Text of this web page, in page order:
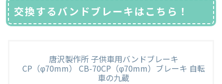
交換するバンドブレーキはこちら！
唐沢製作所 子供車用バンドブレーキ
CP（φ70mm） CB-70CP（φ70mm）ブレーキ 自転
車の九蔵